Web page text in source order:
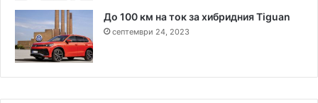
До 100 км на ток за хибридния Tiguan
септември 24, 2023